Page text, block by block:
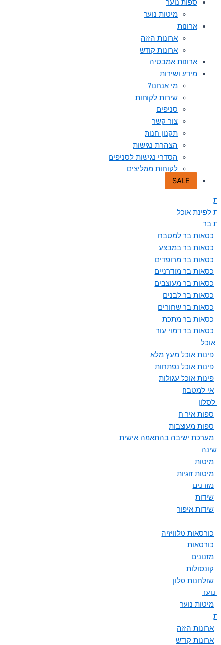
ספות נוער
מיטות נוער
ארונות
ארונות הזזה
ארונות קודש
ארונות אמבטיה
מידע ושירות
מי אנחנו?
שירות לקוחות
סניפים
צור קשר
תקנון חנות
הצהרת נגישות
הסדרי נגישות לסניפים
לקוחות ממליצים
SALE
לפינת אוכל
בר
כסאות בר למטבח
כסאות בר במבצע
כסאות בר מרופדים
כסאות בר מודרניים
כסאות בר מעוצבים
כסאות בר לבנים
כסאות בר שחורים
כסאות בר מתכת
כסאות בר דמוי עור
אוכל
פינות אוכל מעץ מלא
פינות אוכל נפתחות
פינות אוכל עגולות
אי למטבח
לסלון
ספות אירוח
ספות מעוצבות
מערכת ישיבה בהתאמה אישית
שינה
מיטות
מיטות זוגיות
מזרנים
שידות
שידות איפור
כורסאות טלוויזיה
כורסאות
מזנונים
קונסולות
שולחנות סלון
נוער
מיטות נוער
ארונות הזזה
ארונות קודש